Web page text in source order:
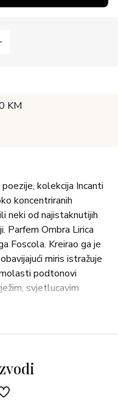
KM
kolekcija Incanti
koncentriranih
neki od najistaknutijih
Parfem Ombra Lirica
Foscola. Kreirao ga je
miris istražuje
podtonovi
svjetlucavim
kontrast.
sa dimnim
i enigmatičan